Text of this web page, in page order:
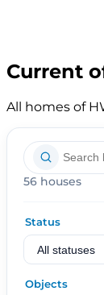
Current
All homes of
56 houses
Status
Objects